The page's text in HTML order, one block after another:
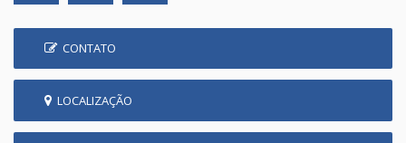
CONTATO
LOCALIZAÇÃO